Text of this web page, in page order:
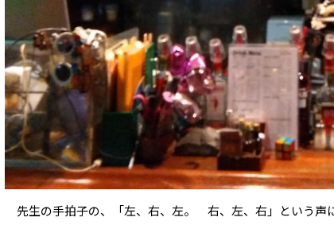
先生の手拍子の、「左、右、左。 右、左、右」という声